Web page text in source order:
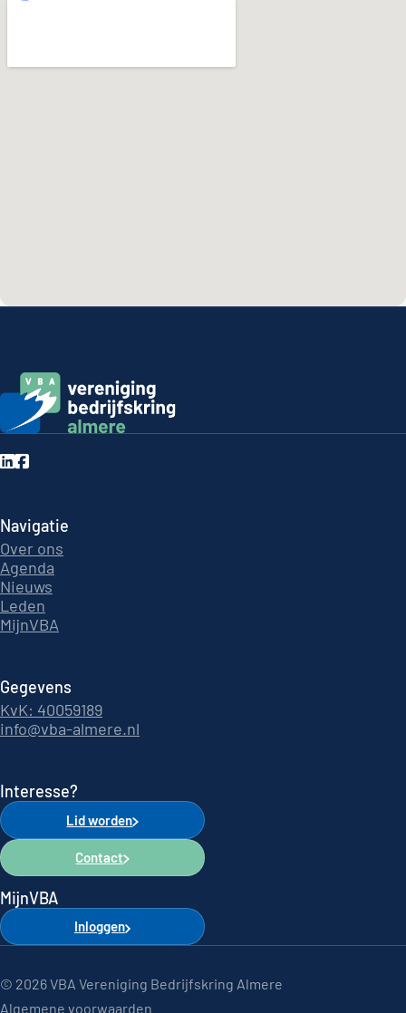
Navigatie
Over ons
Agenda
Nieuws
Leden
MijnVBA
Gegevens
KvK: 40059189
info@vba-almere.nl
Interesse?
Lid worden
Contact
MijnVBA
Inloggen
© 2026 VBA Vereniging Bedrijfskring Almere
Algemene voorwaarden